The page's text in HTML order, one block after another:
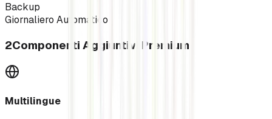
Backup
Giornaliero Automatico
2Componenti Aggiuntivi Premium
Multilingue